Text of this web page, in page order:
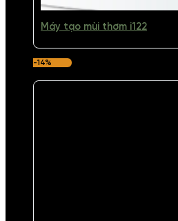
Máy tạo mùi thơm i122
-14%